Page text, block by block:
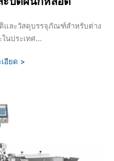
ละวัสดุบรรจุภัณฑ์สำหรับต่าง
นประเทศ...
อียด >